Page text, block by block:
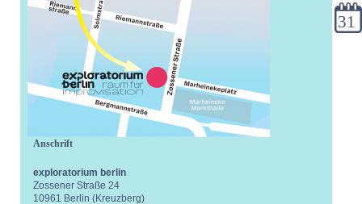
Anschrift
exploratorium berlin
Zossener Straße 24
10961 Berlin (Kreuzberg)